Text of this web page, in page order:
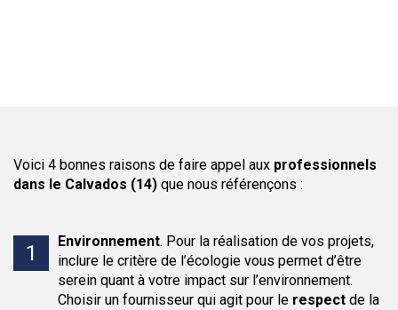
Voici 4 bonnes raisons de faire appel aux professionnels
dans le Calvados (14) que nous référençons :
Environnement. Pour la réalisation de vos projets,
inclure le critère de l’écologie vous permet d’être
serein quant à votre impact sur l’environnement.
Choisir un fournisseur qui agit pour le respect de la